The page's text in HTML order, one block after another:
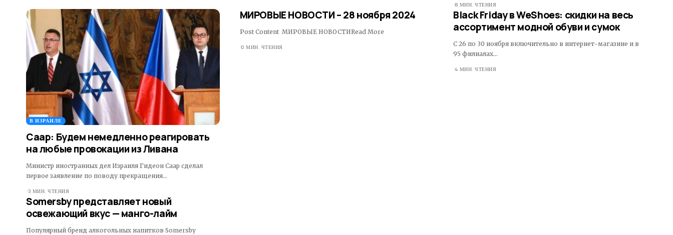
8 МИН. ЧТЕНИЯ
В ИЗРАИЛЕ
Саар: Будем немедленно реагировать
на любые провокации из Ливана
Министр иностранных дел Израиля Гидеон Саар сделал
первое заявление по поводу прекращения…
3 МИН. ЧТЕНИЯ
МИРОВЫЕ НОВОСТИ – 28 ноября 2024
Post Content МИРОВЫЕ НОВОСТИRead More ​
0 МИН. ЧТЕНИЯ
Black Friday в WeShoes: скидки на весь
ассортимент модной обуви и сумок
С 26 по 30 ноября включительно в интернет-магазине и в
95 филиалах…
4 МИН. ЧТЕНИЯ
Somersby представляет новый
освежающий вкус — манго-лайм
Популярный бренд алкогольных напитков Somersby